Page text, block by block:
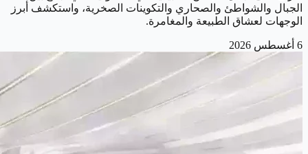
الجبال والشواطئ والصحاري والتكوينات الصخرية، واستكشف أبرز
الوجهات لعشاق الطبيعة والمغامرة.
6 أغسطس 2026